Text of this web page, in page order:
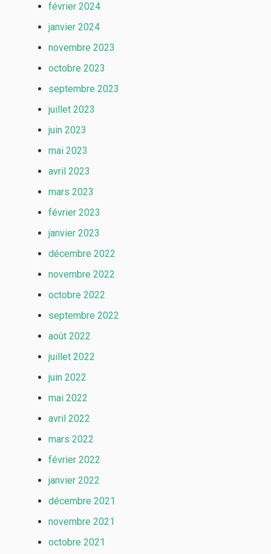
février 2024
janvier 2024
novembre 2023
octobre 2023
septembre 2023
juillet 2023
juin 2023
mai 2023
avril 2023
mars 2023
février 2023
janvier 2023
décembre 2022
novembre 2022
octobre 2022
septembre 2022
août 2022
juillet 2022
juin 2022
mai 2022
avril 2022
mars 2022
février 2022
janvier 2022
décembre 2021
novembre 2021
octobre 2021